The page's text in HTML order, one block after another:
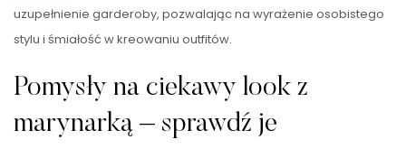
uzupełnienie garderoby, pozwalając na wyrażenie osobistego
stylu i śmiałość w kreowaniu outfitów.
Pomysły na ciekawy look z
marynarką – sprawdź je